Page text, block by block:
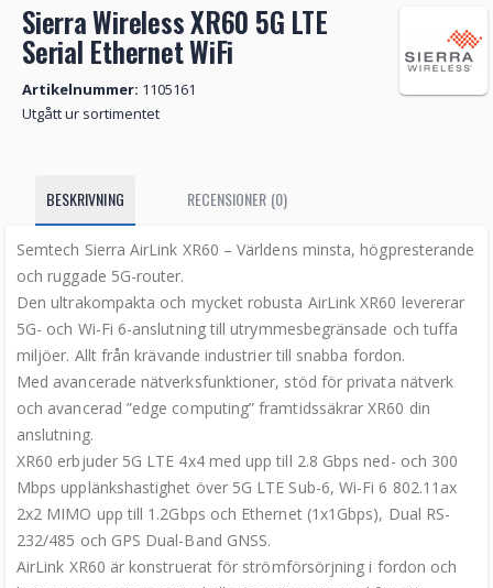
Sierra Wireless XR60 5G LTE
Serial Ethernet WiFi
Artikelnummer: 1105161
Utgått ur sortimentet
BESKRIVNING RECENSIONER (0)
Semtech Sierra AirLink XR60 – Världens minsta, högpresterande
och ruggade 5G-router.
Den ultrakompakta och mycket robusta AirLink XR60 levererar
5G- och Wi-Fi 6-anslutning till utrymmesbegränsade och tuffa
miljöer. Allt från krävande industrier till snabba fordon.
Med avancerade nätverksfunktioner, stöd för privata nätverk
och avancerad ”edge computing” framtidssäkrar XR60 din
anslutning.
XR60 erbjuder 5G LTE 4x4 med upp till 2.8 Gbps ned- och 300
Mbps upplänkshastighet över 5G LTE Sub-6, Wi-Fi 6 802.11ax
2x2 MIMO upp till 1.2Gbps och Ethernet (1x1Gbps), Dual RS-
232/485 och GPS Dual-Band GNSS.
AirLink XR60 är konstruerat för strömförsörjning i fordon och